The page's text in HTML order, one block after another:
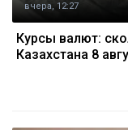
вчера, 12:27
Курсы валют:
Казахстана 8